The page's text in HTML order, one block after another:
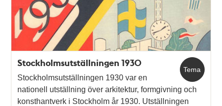
Tema
Stockholmsutställningen 1930
Stockholmsutställningen 1930 var en
nationell utställning över arkitektur, formgivning och
konsthantverk i Stockholm år 1930. Utställningen